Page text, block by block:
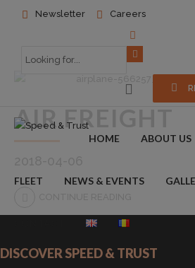
Newsletter Careers
HOME ABOUT US
FLEET NEWS & EVENTS
AIR FREIGHT
DISCOVER SPEED & TRUST